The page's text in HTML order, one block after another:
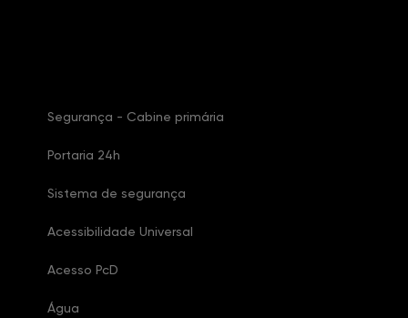
Segurança - Cabine primária
Portaria 24h
Sistema de segurança
Acessibilidade Universal
Acesso PcD
Água